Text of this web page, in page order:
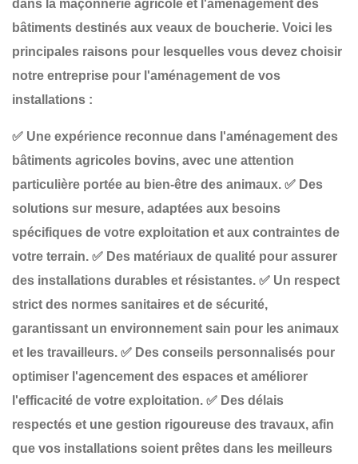
dans la maçonnerie agricole et l'aménagement des
bâtiments destinés aux veaux de boucherie. Voici les
principales raisons pour lesquelles vous devez choisir
notre entreprise pour l'aménagement de vos
installations :
✅ Une expérience reconnue dans l'aménagement des
bâtiments agricoles bovins, avec une attention
particulière portée au bien-être des animaux. ✅ Des
solutions sur mesure, adaptées aux besoins
spécifiques de votre exploitation et aux contraintes de
votre terrain. ✅ Des matériaux de qualité pour assurer
des installations durables et résistantes. ✅ Un respect
strict des normes sanitaires et de sécurité,
garantissant un environnement sain pour les animaux
et les travailleurs. ✅ Des conseils personnalisés pour
optimiser l'agencement des espaces et améliorer
l'efficacité de votre exploitation. ✅ Des délais
respectés et une gestion rigoureuse des travaux, afin
que vos installations soient prêtes dans les meilleurs